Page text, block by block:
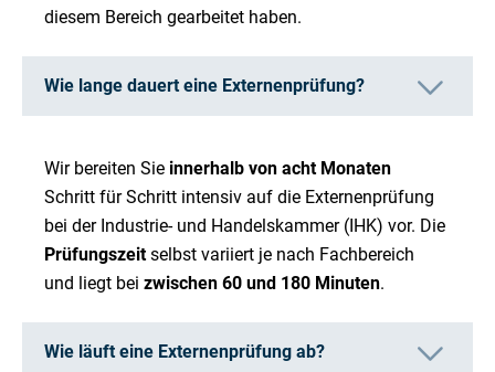
diesem Bereich gearbeitet haben.
Wie lange dauert eine Externenprüfung?
Wir bereiten Sie innerhalb von acht Monaten
Schritt für Schritt intensiv auf die Externenprüfung
bei der Industrie- und Handelskammer (IHK) vor. Die
Prüfungszeitselbst variiert je nach Fachbereich
und liegt bei zwischen 60 und 180 Minuten.
Wie läuft eine Externenprüfung ab?